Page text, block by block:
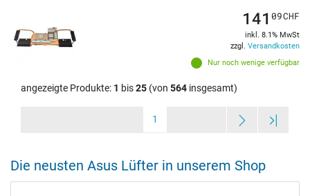
Nur noch wenige verfügbar
141 09CHF
inkl. 8.1% MwSt
zzgl. Versandkosten
angezeigte Produkte: 1 bis25 (von 564 insgesamt)
1
Die neusten Asus Lüfter in unserem Shop